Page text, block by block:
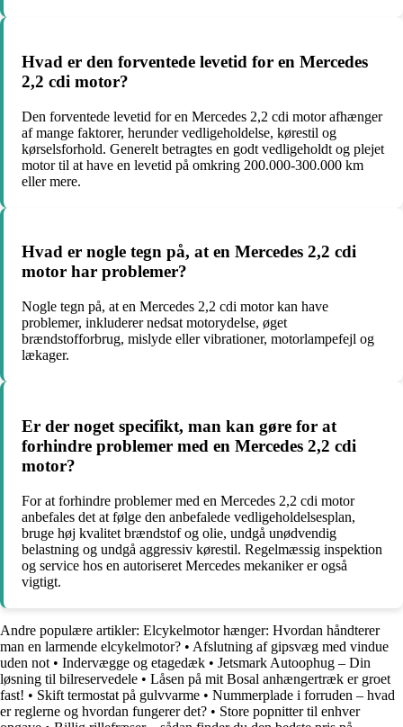
Hvad er den forventede levetid for en Mercedes
2,2 cdi motor?
Den forventede levetid for en Mercedes 2,2 cdi motor afhænger
af mange faktorer, herunder vedligeholdelse, kørestil og
kørselsforhold. Generelt betragtes en godt vedligeholdt og plejet
motor til at have en levetid på omkring 200.000-300.000 km
eller mere.
Hvad er nogle tegn på, at en Mercedes 2,2 cdi
motor har problemer?
Nogle tegn på, at en Mercedes 2,2 cdi motor kan have
problemer, inkluderer nedsat motorydelse, øget
brændstofforbrug, mislyde eller vibrationer, motorlampefejl og
lækager.
Er der noget specifikt, man kan gøre for at
forhindre problemer med en Mercedes 2,2 cdi
motor?
For at forhindre problemer med en Mercedes 2,2 cdi motor
anbefales det at følge den anbefalede vedligeholdelsesplan,
bruge høj kvalitet brændstof og olie, undgå unødvendig
belastning og undgå aggressiv kørestil. Regelmæssig inspektion
og service hos en autoriseret Mercedes mekaniker er også
vigtigt.
Andre populære artikler: Elcykelmotor hænger: Hvordan håndterer
man en larmende elcykelmotor? • Afslutning af gipsvæg med vindue
uden not • Indervægge og etagedæk • Jetsmark Autoophug – Din
løsning til bilreservedele • Låsen på mit Bosal anhængertræk er groet
fast! • Skift termostat på gulvvarme • Nummerplade i forruden – hvad
er reglerne og hvordan fungerer det? • Store popnitter til enhver